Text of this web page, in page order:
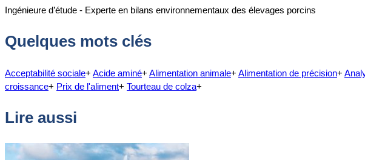
Ingénieure d’étude - Experte en bilans environnementaux des élevages porcins
Quelques mots clés
Acceptabilité sociale+ Acide aminé+ Alimentation animale+ Alimentation de précision+
croissance+ Prix de l'aliment+ Tourteau de colza+
Lire aussi